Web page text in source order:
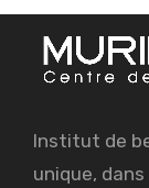
Institut de
unique,